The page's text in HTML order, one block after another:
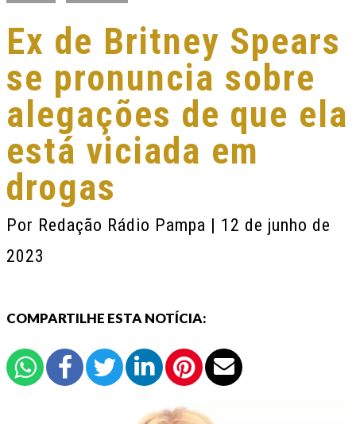
Ex de Britney Spears
se pronuncia sobre
alegações de que ela
está viciada em
drogas
Por Redação Rádio Pampa | 12 de junho de
2023
COMPARTILHE ESTA NOTÍCIA: